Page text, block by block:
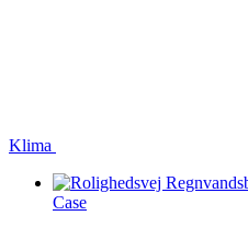
Klima
Case